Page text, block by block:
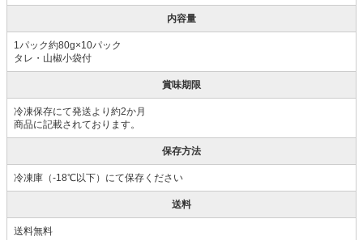
内容量
1パック約80g×10パック
タレ・山椒小袋付
賞味期限
冷凍保存にて発送より約2か月
商品に記載されております。
保存方法
冷凍庫（-18℃以下）にて保存ください
送料
送料無料